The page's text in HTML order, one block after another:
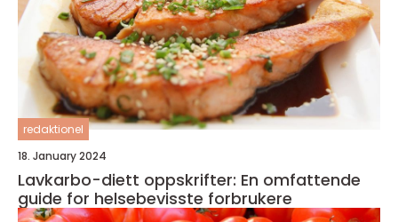
redaktionel
18. January 2024
Lavkarbo-diett oppskrifter: En omfattende
guide for helsebevisste forbrukere